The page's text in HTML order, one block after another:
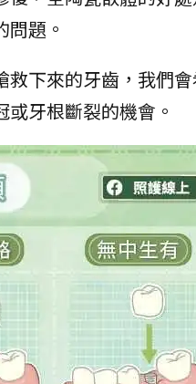
題。
下來的牙齒，我們
牙根斷裂的機會。